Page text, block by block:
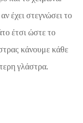
έχει στεγνώσει το
έτσι ώστε το
κάνουμε κάθε
γλάστρα.